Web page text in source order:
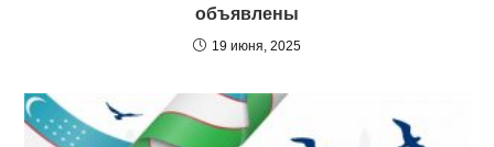
объявлены
19 июня, 2025